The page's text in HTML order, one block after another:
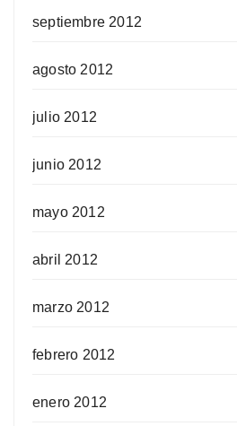
septiembre 2012
agosto 2012
julio 2012
junio 2012
mayo 2012
abril 2012
marzo 2012
febrero 2012
enero 2012